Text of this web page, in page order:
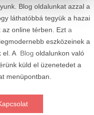
szakértelemmel
roller javítási és
szolgáltatásokat
jelentős gyártó és
Tapasztalt
a legmodernebb
és eredeti
dolgoznak, biztosítva
Marketing
+
online
nyújtunk,
foglalják a
(SEO),
Roller
Blog oldalunkat azzal a
láthatóbbá tegyük a hazai
az online térben. Ezt a
eszközeinek a
el. A Blog oldalunkon való
küld el üzenetedet a
menüpontban.